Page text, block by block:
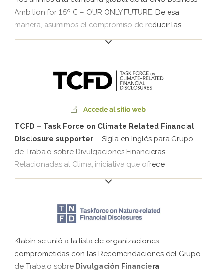
Ambition for 1.5º C – OUR ONLY FUTURE. De esa
manera, asumimos el compromiso de reducir las
emisiones de GEI, contribuyendo para contener el
TCFD – Task Force on Climate Related Financial
Disclosure supporter - Sigla en inglés para Grupo
de Trabajo sobre Divulgaciones Financieras
Relacionadas al Clima, iniciativa que ofrece
recomendaciones para permitir a los mercados
climáticos, ampliando la transparencia sobre los
riesgos relacionados al clima y las oportunidades de
información.
Klabin se unió a la lista de organizaciones
comprometidas con las Recomendaciones del Grupo
de Trabajo sobre Divulgación Financiera